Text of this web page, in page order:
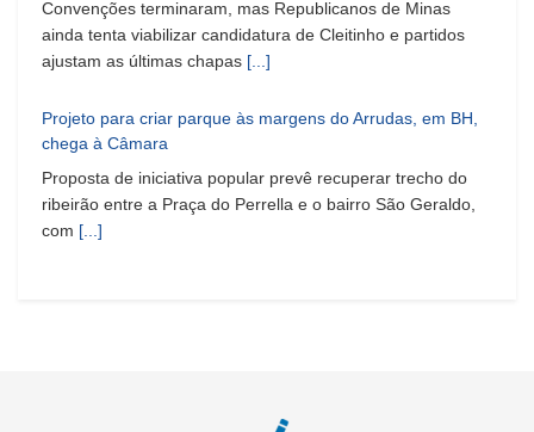
Convenções terminaram, mas Republicanos de Minas
ainda tenta viabilizar candidatura de Cleitinho e partidos
ajustam as últimas chapas [...]
Projeto para criar parque às margens do Arrudas, em BH,
chega à Câmara
Proposta de iniciativa popular prevê recuperar trecho do
ribeirão entre a Praça do Perrella e o bairro São Geraldo,
com [...]